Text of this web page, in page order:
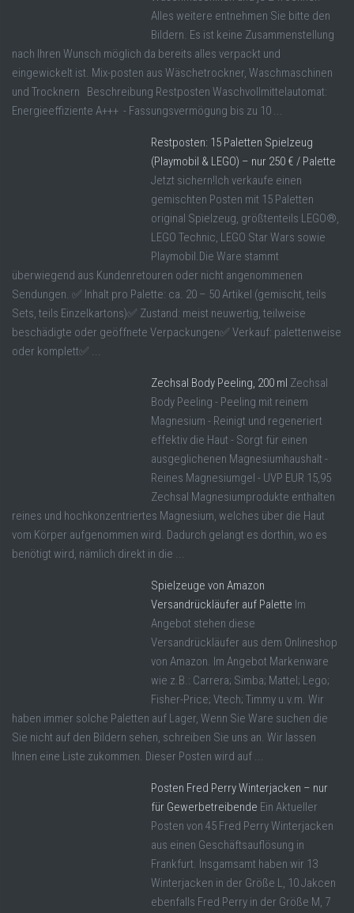
Alles weitere entnehmen Sie bitte den
Bildern. Es ist keine Zusammenstellung
nach Ihren Wunsch möglich da bereits alles verpackt und
eingewickelt ist. Mix-posten aus Wäschetrockner, Waschmaschinen
und Trocknern Beschreibung Restposten Waschvollmittelautomat:
Energieeffiziente A+++ - Fassungsvermögung bis zu 10 ...
Restposten: 15 Paletten Spielzeug
(Playmobil & LEGO) – nur 250 € / Palette
Jetzt sichern!Ich verkaufe einen
gemischten Posten mit 15 Paletten
original Spielzeug, größtenteils LEGO®,
LEGO Technic, LEGO Star Wars sowie
Playmobil.Die Ware stammt
überwiegend aus Kundenretouren oder nicht angenommenen
Sendungen. ✅ Inhalt pro Palette: ca. 20 – 50 Artikel (gemischt, teils
Sets, teils Einzelkartons)✅ Zustand: meist neuwertig, teilweise
beschädigte oder geöffnete Verpackungen✅ Verkauf: palettenweise
oder komplett✅ ...
Zechsal Body Peeling, 200 ml Zechsal
Body Peeling - Peeling mit reinem
Magnesium - Reinigt und regeneriert
effektiv die Haut - Sorgt für einen
ausgeglichenen Magnesiumhaushalt -
Reines Magnesiumgel - UVP EUR 15,95
Zechsal Magnesiumprodukte enthalten
reines und hochkonzentriertes Magnesium, welches über die Haut
vom Körper aufgenommen wird. Dadurch gelangt es dorthin, wo es
benötigt wird, nämlich direkt in die ...
Spielzeuge von Amazon
Versandrückläufer auf Palette Im
Angebot stehen diese
Versandrückläufer aus dem Onlineshop
von Amazon. Im Angebot Markenware
wie z.B.: Carrera; Simba; Mattel; Lego;
Fisher-Price; Vtech; Timmy u.v.m. Wir
haben immer solche Paletten auf Lager, Wenn Sie Ware suchen die
Sie nicht auf den Bildern sehen, schreiben Sie uns an. Wir lassen
Ihnen eine Liste zukommen. Dieser Posten wird auf ...
Posten Fred Perry Winterjacken – nur
für Gewerbetreibende Ein Aktueller
Posten von 45 Fred Perry Winterjacken
aus einen Geschäftsauflösung in
Frankfurt. Insgamsamt haben wir 13
Winterjacken in der Größe L, 10 Jakcen
ebenfalls Fred Perry in der Größe M, 7